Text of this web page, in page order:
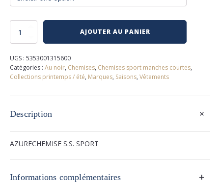
quantité
extensible
au
noir
AJOUTER AU PANIER
UGS : 5353001315600
Catégories : Au noir, Chemises, Chemises sport manches courtes,
Collections printemps / été, Marques, Saisons, Vêtements
Description +
AZURECHEMISE S.S. SPORT
Informations complémentaires +